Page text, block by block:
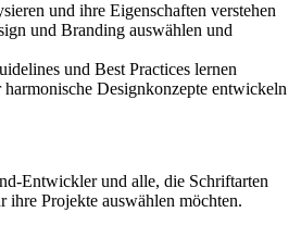
und ihre Eigenschaften verstehen
und Branding auswählen und
und Best Practices lernen
Designkonzepte entwickeln
Entwickler und alle, die Schriftarten
ihre Projekte auswählen möchten.